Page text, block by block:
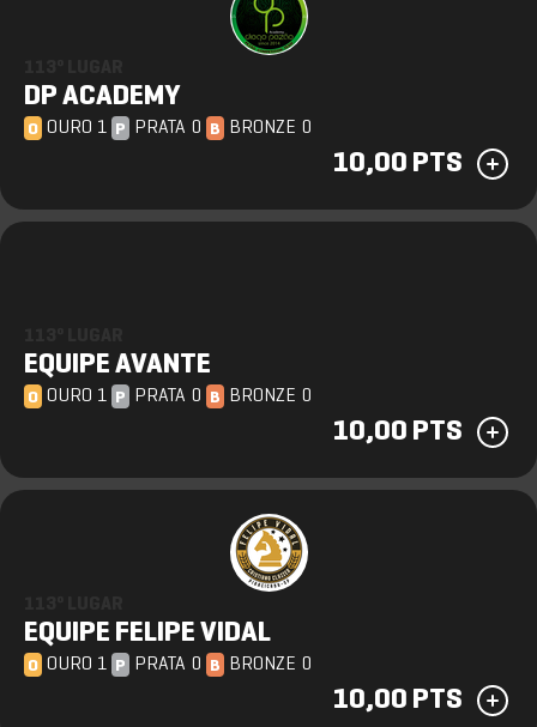
DP ACADEMY
O OURO 1 P PRATA 0 B BRONZE 0
10,00 PTS
EQUIPE AVANTE
O OURO 1 P PRATA 0 B BRONZE 0
10,00 PTS
EQUIPE FELIPE VIDAL
O OURO 1 P PRATA 0 B BRONZE 0
10,00 PTS